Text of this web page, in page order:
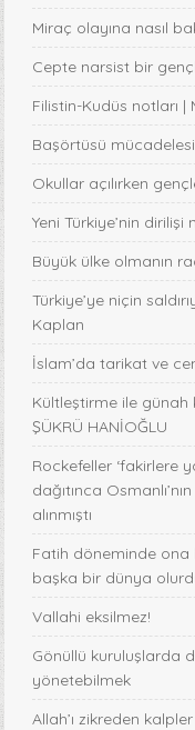
Miraç olayına nasıl
Cepte narsist bir
Filistin-Kudüs notları |
Başörtüsü
Okullar açılırken
Yeni Türkiye’nin dirilişi
Büyük ülke olmanın
Türkiye’ye niçin
Kaplan
İslam’da tarikat ve
Kültleştirme ile günah
ŞÜKRÜ HANİOĞLU
Rockefeller ‘fakirlere
dağıtınca
alınmıştı
Fatih döneminde ona
başka bir dünya
Vallahi eksilmez!
Gönüllü kuruluşlarda
yönetebilmek
Allah’ı zikreden kalpler